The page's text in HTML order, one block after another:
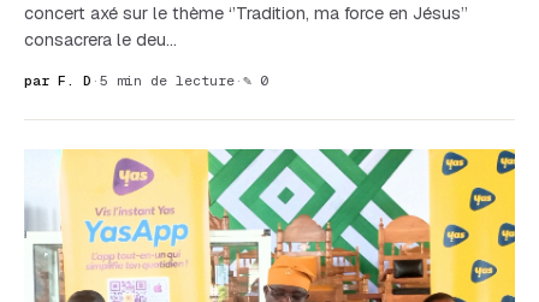
concert axé sur le thème ‘’Tradition, ma force en Jésus’’
consacrera le deu…
par F. D · 5 min de lecture · ✎ 0